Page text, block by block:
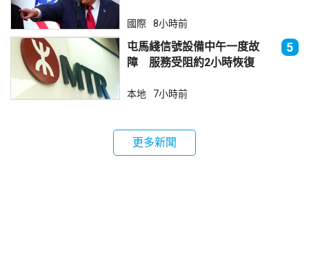
國際 8小時前
屯馬綫信號設備中午一度故
障 服務受阻約2小時恢復
5
本地 7小時前
更多新聞